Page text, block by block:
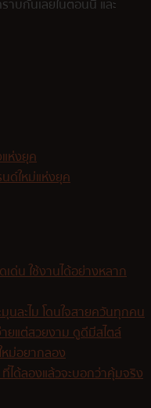
าบกันเลยในตอนนี้ และ
ห่งยุค
ด์ใหม่แห่งยุค
ด่น ใช้งานได้อย่างหลาก
ละไม โดนใจสายควันทุกคน
ยแต่สวยงาม ดูดีมีสไตล์
ม่อยากลอง
ได้ลองแล้วจะบอกว่าคุ้มจริง